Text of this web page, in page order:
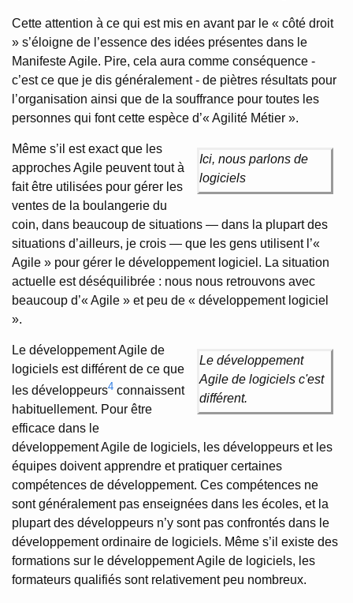
Cette attention à ce qui est mis en avant par le « côté droit
» s’éloigne de l’essence des idées présentes dans le
Manifeste Agile. Pire, cela aura comme conséquence -
c’est ce que je dis généralement - de piètres résultats pour
l’organisation ainsi que de la souffrance pour toutes les
personnes qui font cette espèce d’« Agilité Métier ».
Ici, nous parlons de
logiciels
Même s’il est exact que les
approches Agile peuvent tout à
fait être utilisées pour gérer les
ventes de la boulangerie du
coin, dans beaucoup de situations — dans la plupart des
situations d’ailleurs, je crois — que les gens utilisent l’«
Agile » pour gérer le développement logiciel. La situation
actuelle est déséquilibrée : nous nous retrouvons avec
beaucoup d’« Agile » et peu de « développement logiciel
».
Le développement
Agile de logiciels c'est
différent.
Le développement Agile de
logiciels est différent de ce que
les développeurs4 connaissent
habituellement. Pour être
efficace dans le
développement Agile de logiciels, les développeurs et les
équipes doivent apprendre et pratiquer certaines
compétences de développement. Ces compétences ne
sont généralement pas enseignées dans les écoles, et la
plupart des développeurs n’y sont pas confrontés dans le
développement ordinaire de logiciels. Même s’il existe des
formations sur le développement Agile de logiciels, les
formateurs qualifiés sont relativement peu nombreux.